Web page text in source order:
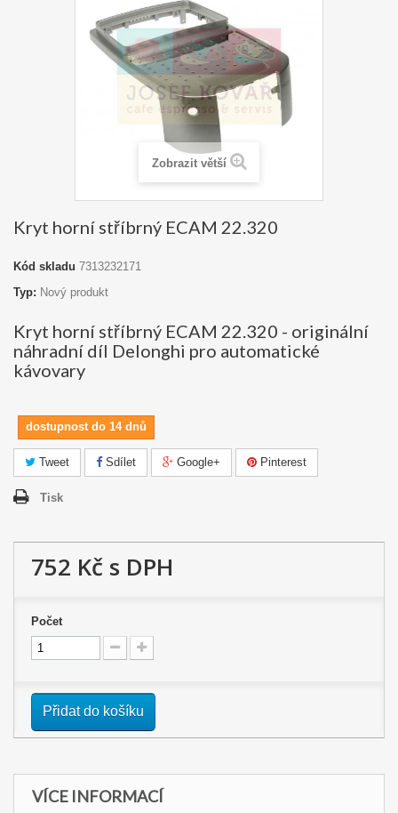
Zobrazit větší
Kryt horní stříbrný ECAM 22.320
Kód skladu 7313232171
Typ: Nový produkt
Kryt horní stříbrný ECAM 22.320 - originální
náhradní díl Delonghi pro automatické
kávovary
dostupnost do 14 dnů
Tweet Sdílet Google+ Pinterest
Tisk
752 Kč s DPH
Počet
Přidat do košíku
VÍCE INFORMACÍ